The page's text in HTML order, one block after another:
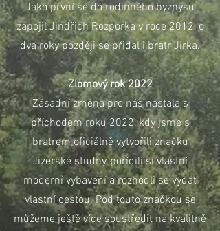
Jako první se do rodinného byznysu
zapojil Jindřich Rozporka v roce 2012, o
dva roky později se přidal i bratr Jirka.
Zlomový rok 2022
Zásadní změna pro nás nastala s
příchodem roku 2022, kdy jsme s
bratrem oficiálně vytvořili značku
Jizerské studny, pořídili si vlastní
moderní vybavení a rozhodli se vydat
vlastní cestou. Pod touto značkou se
můžeme ještě více soustředit na kvalitně